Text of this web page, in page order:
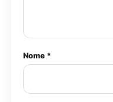
Nome *